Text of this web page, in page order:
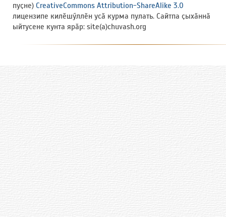
пуҫне) CreativeCommons Attribution-ShareAlike 3.0
лицензипе килӗшӳллӗн усӑ курма пулать. Сайтпа ҫыхӑннӑ
ыйтусене кунта ярӑр: site(a)chuvash.org